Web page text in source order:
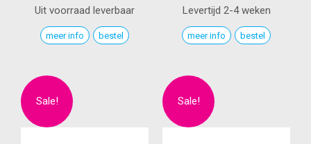
Uit voorraad leverbaar
meer info bestel
Levertijd 2-4 weken
meer info bestel